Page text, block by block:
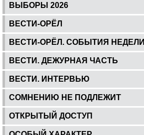
ВЫБОРЫ 2026
ВЕСТИ-ОРЁЛ
ВЕСТИ-ОРЁЛ. СОБЫТИЯ НЕДЕЛИ
ВЕСТИ. ДЕЖУРНАЯ ЧАСТЬ
ВЕСТИ. ИНТЕРВЬЮ
СОМНЕНИЮ НЕ ПОДЛЕЖИТ
ОТКРЫТЫЙ ДОСТУП